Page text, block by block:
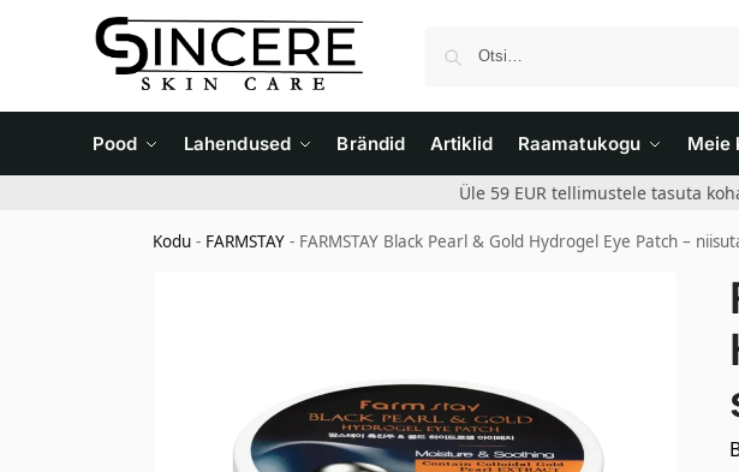
Pood Lahendused Brändid Artiklid Raamatukogu Meie
Üle 59 EUR tellimustele tasuta
Kodu - FARMSTAY - FARMSTAY Black Pearl & Gold Hydrogel Eye Patch –